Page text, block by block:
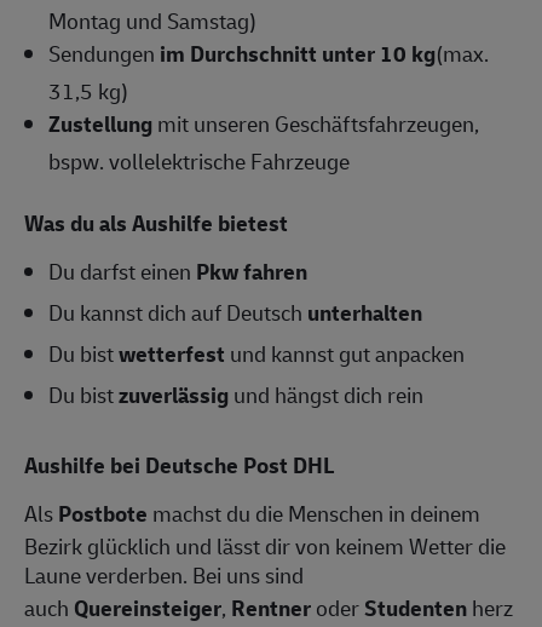
Montag und Samstag)
Sendungen im Durchschnitt unter 10 kg(max.
31,5 kg)
Zustellungmit unseren Geschäftsfahrzeugen,
bspw. vollelektrische Fahrzeuge
Was du als Aushilfe bietest
Du darfst einen Pkw fahren
Du kannst dich auf Deutsch unterhalten
Du bistwetterfest und kannst gut anpacken
Du bistzuverlässigund hängst dich rein
Aushilfe bei Deutsche Post DHL
AlsPostbote machst du die Menschen in deinem
Bezirk glücklich und lässt dir von keinem Wetter die
Laune verderben. Bei uns sind
auch Quereinsteiger, RentneroderStudentenherz